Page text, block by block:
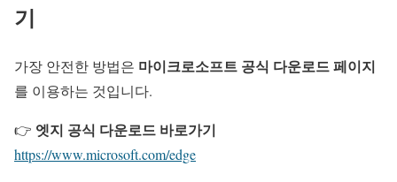
기
가장 안전한 방법은 마이크로소프트 공식 다운로드 페이지
를 이용하는 것입니다.
👉 엣지 공식 다운로드 바로가기
https://www.microsoft.com/edge